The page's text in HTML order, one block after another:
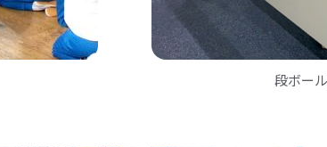
段ボー